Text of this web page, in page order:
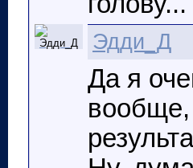
Эдди_Д
Да я
вообще,